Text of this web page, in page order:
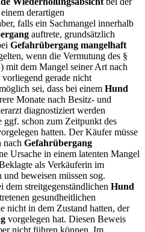
derartigen
falls ein Sachmangel innerhalb
auftrete, grundsätzlich
Gefahrübergang mangelhaft
wenn die Vermutung des §
dem Mangel seiner Art nach
gerade nicht
sei, dass bei einem Hund
Monate nach Besitz- und
diagnostiziert werden
schon zum Zeitpunkt des
hatten. Der Käufer müsse
nach Gefahrübergang
Ursache in einem latenten Mangel
als Verkäuferin im
beweisen müssen sog.
dem streitgegenständlichen Hund
gesundheitlichen
nicht in dem Zustand hatten, der
vorgelegen hat. Diesen Beweis
nicht führen können. Im